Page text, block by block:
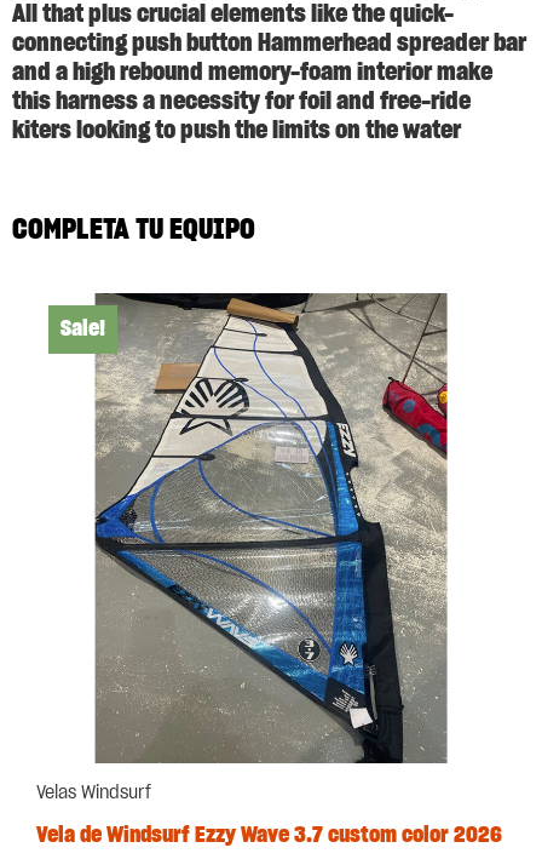
All that plus crucial elements like the quick-
connecting push button Hammerhead spreader bar
and a high rebound memory-foam interior make
this harness a necessity for foil and free-ride
kiters looking to push the limits on the water
COMPLETA TU EQUIPO
Sale!
Velas Windsurf
Vela de Windsurf Ezzy Wave 3.7 custom color 2026